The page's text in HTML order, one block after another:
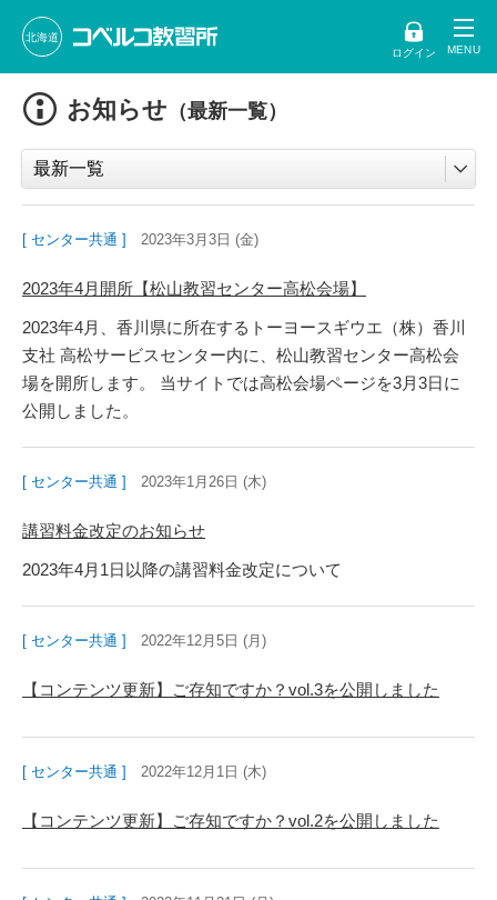
北海道
ログイン
お知らせ （最新一覧）
[ センター共通 ] 2023年3月3日 (金)
2023年4月開所【松山教習センター高松会場】
2023年4月、香川県に所在するトーヨースギウエ（株）香川
支社 高松サービスセンター内に、松山教習センター高松会
場を開所します。 当サイトでは高松会場ページを3月3日に
公開しました。
[ センター共通 ] 2023年1月26日 (木)
講習料金改定のお知らせ
2023年4月1日以降の講習料金改定について
[ センター共通 ] 2022年12月5日 (月)
【コンテンツ更新】ご存知ですか？vol.3を公開しました
[ センター共通 ] 2022年12月1日 (木)
【コンテンツ更新】ご存知ですか？vol.2を公開しました